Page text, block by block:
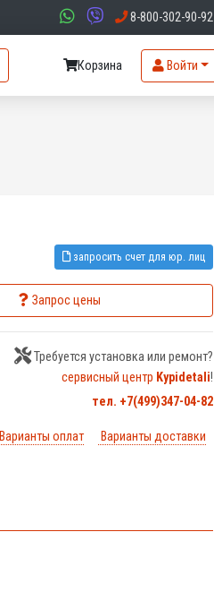
8-800-302-90-92
Корзина Войти
запросить счет для юр. лиц
Запрос цены
Требуется установка или ремонт?
сервисный центр Kypidetali!
тел. +7(499)347-04-82
Варианты оплат Варианты доставки